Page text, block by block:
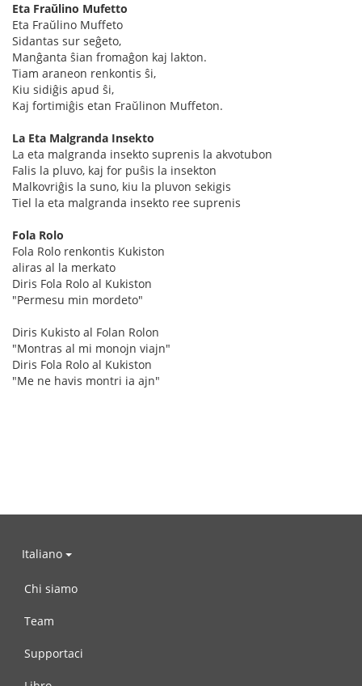
Eta Fraŭlino Mufetto
Eta Fraŭlino Muffeto
Sidantas sur seĝeto,
Manĝanta ŝian fromaĝon kaj lakton.
Tiam araneon renkontis ŝi,
Kiu sidiĝis apud ŝi,
Kaj fortimiĝis etan Fraŭlinon Muffeton.
La Eta Malgranda Insekto
La eta malgranda insekto suprenis la akvotubon
Falis la pluvo, kaj for puŝis la insekton
Malkovriĝis la suno, kiu la pluvon sekigis
Tiel la eta malgranda insekto ree suprenis
Fola Rolo
Fola Rolo renkontis Kukiston
aliras al la merkato
Diris Fola Rolo al Kukiston
"Permesu min mordeto"
Diris Kukisto al Folan Rolon
"Montras al mi monojn viajn"
Diris Fola Rolo al Kukiston
"Me ne havis montri ia ajn"
Italiano
Chi siamo
Team
Supportaci